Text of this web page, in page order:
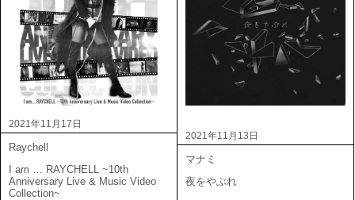
2021年11月17日
Raychell
I am … RAYCHELL ~10th
Anniversary Live & Music Video
Collection~
2021年11月13日
マナミ
夜をやぶれ